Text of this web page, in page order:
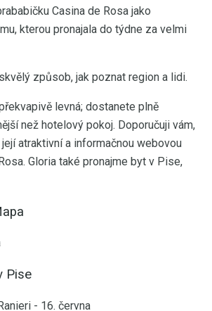
Casina de Rosa jako
kterou pronajala do týdne za velmi
způsob, jak poznat region a lidi.
levná; dostanete plně
než hotelový pokoj. Doporučuji vám,
atraktivní a informačnou webovou
Gloria také pronajme byt v Pise,
Pise
- 16. června